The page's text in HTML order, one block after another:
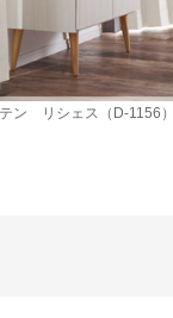
ン リシェス（D-1156）